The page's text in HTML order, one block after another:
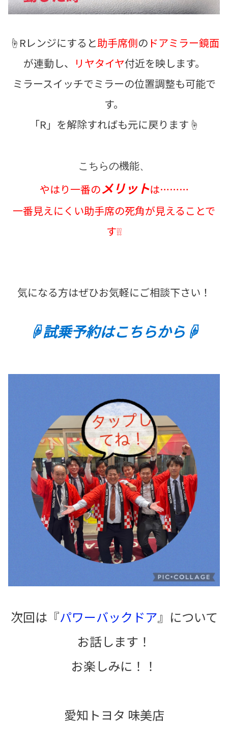
☝Rレンジにすると助手席側の ドアミラー鏡面
が連動し、
リヤタイヤ付近を映します。
ミラースイッチでミラーの位置調整も可能で
す。
「R」を解除すればも元に戻ります☝
こちらの機能、
やはり一番のメリットは………
一番見えにくい助手席の死角が見えることで
す❕❕
気になる方はぜひお気軽にご相談下さい！
☟試乗予約はこちらから☟
次回は『パワーバックドア』について
お話します！
お楽しみに！！
愛知トヨタ 味美店